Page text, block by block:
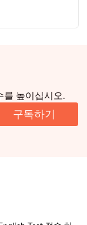
를 높이십시오.
구독하기